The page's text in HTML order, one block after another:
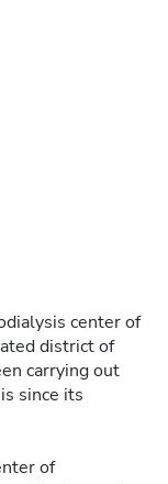
center of
district of
carrying out
since its
of